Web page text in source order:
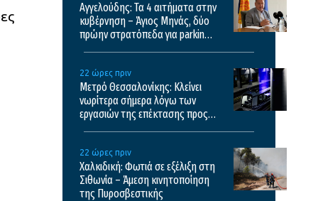
Αγγελούδης: Τα 4 αιτήματα στην
κυβέρνηση – Άγιος Μηνάς, δύο
πρώην στρατόπεδα για parking,
22 ώρες πριν
Μετρό Θεσσαλονίκης: Κλείνει
νωρίτερα σήμερα λόγω των
εργασιών της επέκτασης προς
22 ώρες πριν
Χαλκιδική: Φωτιά σε εξέλιξη στη
Σιθωνία – Άμεση κινητοποίηση
της Πυροσβεστικής